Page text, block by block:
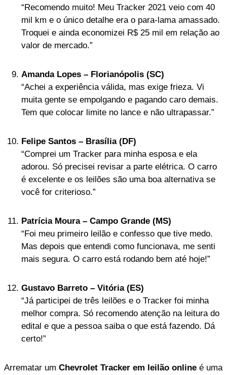
“Recomendo muito! Meu Tracker 2021 veio com 40
mil km e o único detalhe era o para-lama amassado.
Troquei e ainda economizei R$ 25 mil em relação ao
valor de mercado.”
Amanda Lopes – Florianópolis (SC)
“Achei a experiência válida, mas exige frieza. Vi
muita gente se empolgando e pagando caro demais.
Tem que colocar limite no lance e não ultrapassar.”
Felipe Santos – Brasília (DF)
“Comprei um Tracker para minha esposa e ela
adorou. Só precisei revisar a parte elétrica. O carro
é excelente e os leilões são uma boa alternativa se
você for criterioso.”
Patrícia Moura – Campo Grande (MS)
“Foi meu primeiro leilão e confesso que tive medo.
Mas depois que entendi como funcionava, me senti
mais segura. O carro está rodando bem até hoje!”
Gustavo Barreto – Vitória (ES)
“Já participei de três leilões e o Tracker foi minha
melhor compra. Só recomendo atenção na leitura do
edital e que a pessoa saiba o que está fazendo. Dá
certo!”
Arrematar um Chevrolet Tracker em leilão online é uma